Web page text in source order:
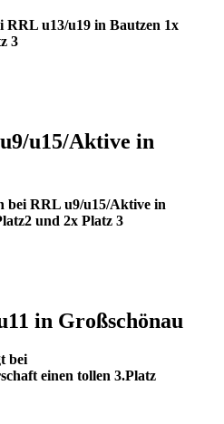
RRL u13/u19 in Bautzen 1x
3
u15/Aktive in
bei RRL u9/u15/Aktive in
und 2x Platz 3
in Großschönau
bei
einen tollen 3.Platz